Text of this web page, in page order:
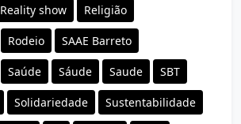
Reality show Religião
Rodeio SAAE Barreto
Saúde Sáude Saude SBT
Solidariedade Sustentabilidade